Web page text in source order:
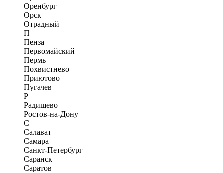
Оренбург
Орск
Отрадный
П
Пенза
Первомайский
Пермь
Похвистнево
Приютово
Пугачев
Р
Радищево
Ростов-на-Дону
С
Салават
Самара
Санкт-Петербург
Саранск
Саратов